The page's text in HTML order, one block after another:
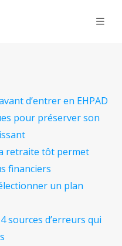
d’entrer en EHPAD
pour préserver son
retraite tôt permet
financiers
un plan
sources d’erreurs qui